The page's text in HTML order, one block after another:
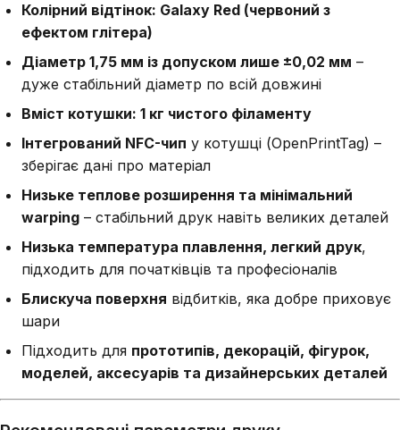
Колірний відтінок: Galaxy Red (червоний з
ефектом глітера)
Діаметр 1,75 мм із допуском лише ±0,02 мм –
дуже стабільний діаметр по всій довжині
Вміст котушки: 1 кг чистого філаменту
Інтегрований NFC-чип у котушці (OpenPrintTag) –
зберігає дані про матеріал
Низьке теплове розширення та мінімальний
warping – стабільний друк навіть великих деталей
Низька температура плавлення, легкий друк,
підходить для початківців та професіоналів
Блискуча поверхня відбитків, яка добре приховує
шари
Підходить для прототипів, декорацій, фігурок,
моделей, аксесуарів та дизайнерських деталей